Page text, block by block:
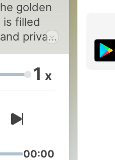
golden
is filled
private
the
great
1 x
00:00